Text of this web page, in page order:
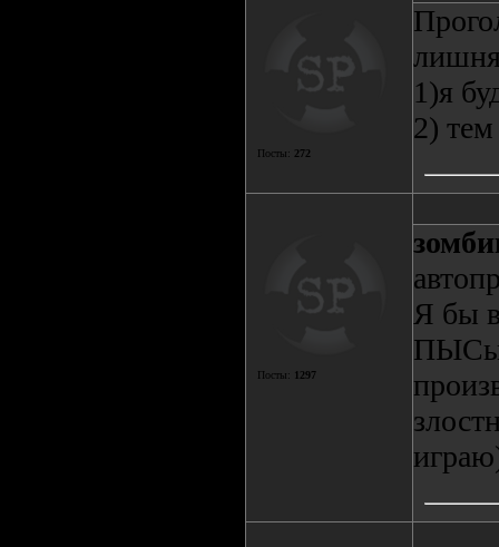
Посты: 272
1)я
2) тем
Посты: 1297
Я бы
ПЫСы